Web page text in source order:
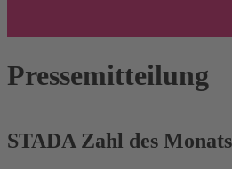
Pressemitteilung
STADA Zahl des